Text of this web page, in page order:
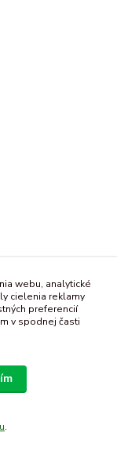
webu, analytické
cielenia reklamy
preferencií
v spodnej časti
.